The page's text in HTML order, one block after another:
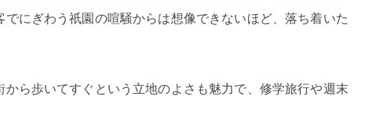
にぎわう祇園の喧騒からは想像できないほど、落ち着いた
ら歩いてすぐという立地のよさも魅力で、修学旅行や週末